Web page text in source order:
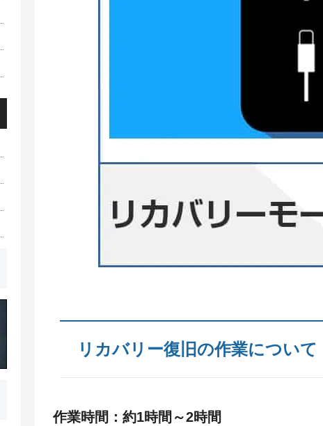
リカバリー復旧の作業について
作業時間：約1時間～2時間